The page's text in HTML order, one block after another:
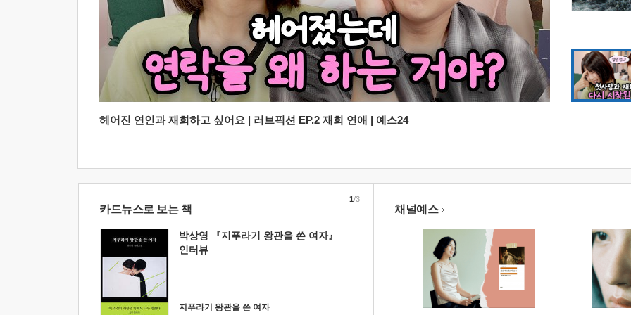
헤어진 연인과 재회하고 싶어요 | 러브픽션 EP.2 재회 연애 | 예스24
카드뉴스로 보는 책
박상영 『지푸라기 왕관을 쓴 여자』
인터뷰
지푸라기 왕관을 쓴 여자
1/3
채널예스